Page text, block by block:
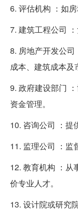
6. 评估机构 ：如
7. 建筑工程公司
8. 房地产开发公
成本、建筑成本及
9. 政府建设部门
资金管理。
10. 咨询公司 ：提
11. 监理公司 ：监
12. 教育机构 ：从
价专业人才。
13. 设计院或研究